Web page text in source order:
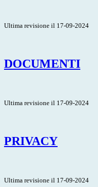
Ultima revisione il 17-09-2024
DOCUMENTI
Ultima revisione il 17-09-2024
PRIVACY
Ultima revisione il 17-09-2024